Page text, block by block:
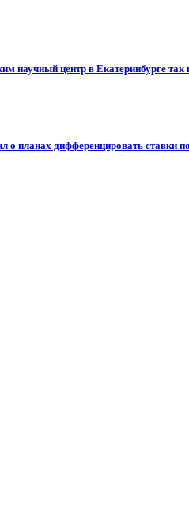
научный центр в Екатеринбурге так
о планах дифференцировать ставки